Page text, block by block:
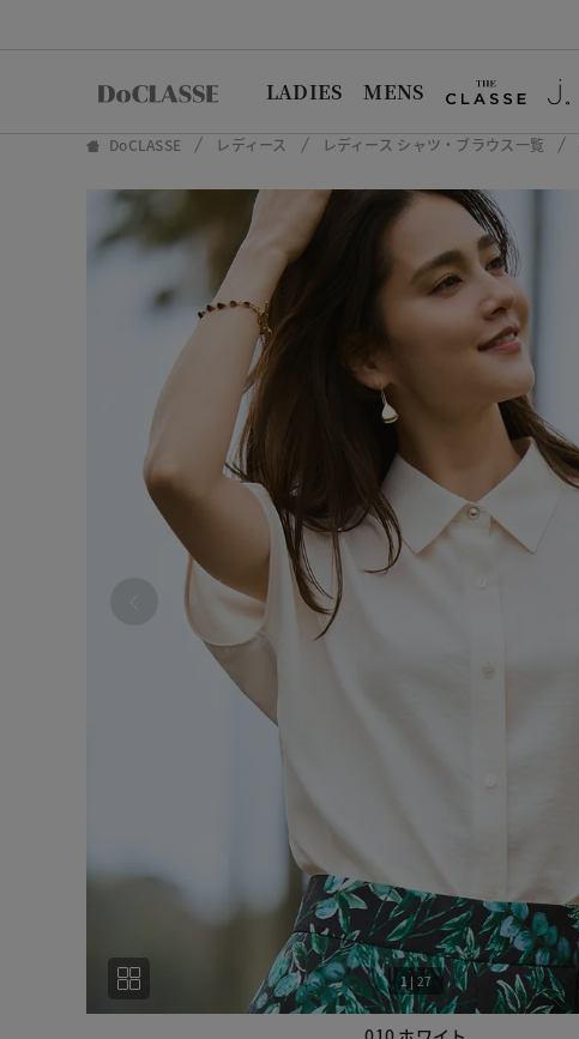
LADIES MENS
DoCLASSE レディース レディース シャツ・ブラウス一覧
1 | 27